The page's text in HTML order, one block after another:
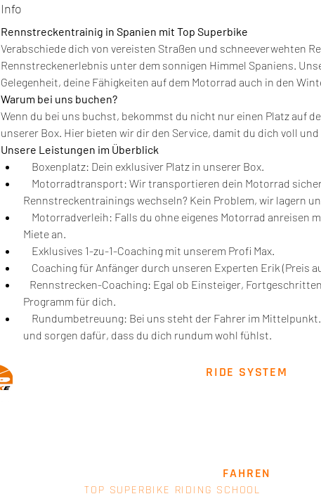
Info
Rennstreckentrainig in Spanien mit Top Superbike
Verabschiede dich von vereisten Straßen und schneeverwehten
Rennstreckenerlebnis unter dem sonnigen Himmel Spaniens.
Gelegenheit, deine Fähigkeiten auf dem Motorrad auch in den
Warum bei uns buchen?
Wenn du bei uns buchst, bekommst du nicht nur einen Platz auf
unserer Box. Hier bieten wir dir den Service, damit du dich voll
Unsere Leistungen im Überblick
Boxenplatz: Dein exklusiver Platz in unserer Box.
Motorradtransport: Wir transportieren dein Motorrad
Rennstreckentrainings wechseln? Kein Problem, wir lagern
Motorradverleih: Falls du ohne eigenes Motorrad anreisen
Miete an.
Exklusives 1-zu-1-Coaching mit unserem Profi Max.
Coaching für Anfänger durch unseren Experten Erik (Preis
Rennstrecken-Coaching: Egal ob Einsteiger,
Programm für dich.
Rundumbetreuung: Bei uns steht der Fahrer im
und sorgen dafür, dass du dich rundum wohl fühlst.
RIDE SYSTEM
FAHREN
TOP SUPERBIKE RIDING SCHOOL